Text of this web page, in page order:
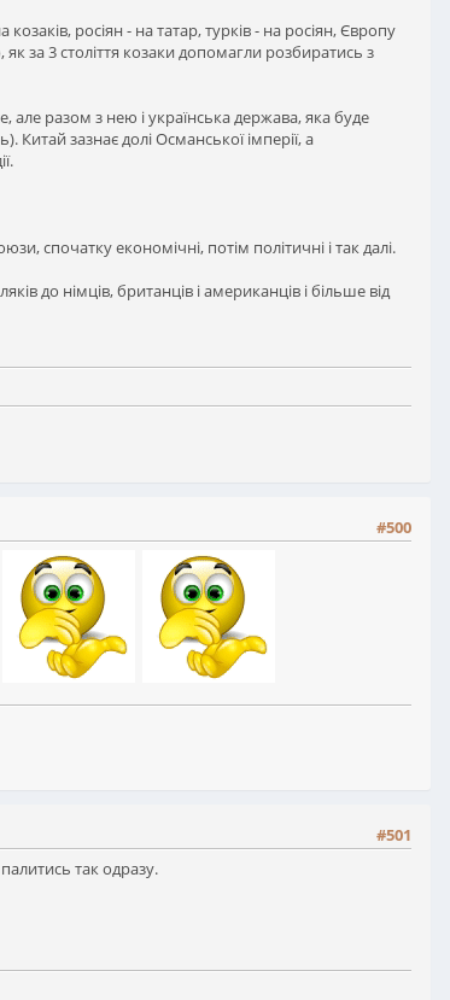
росіян - на татар, турків - на росіян, Європу
за 3 століття козаки допомагли розбиратись з
але разом з нею і українська держава, яка буде
зазнає долі Османської імперії, а
спочатку економічні, потім політичні і так далі.
до німців, британців і американців і більше від
#500
#501
так одразу.